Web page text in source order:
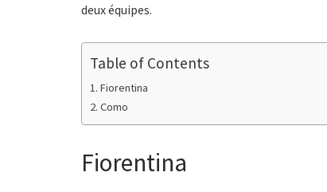
deux équipes.
Table of Contents
Fiorentina
Como
Fiorentina